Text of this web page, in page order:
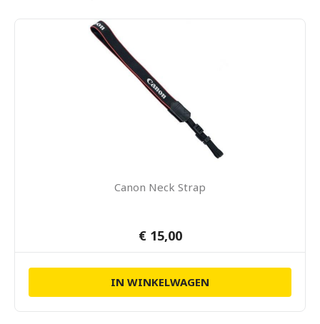
Canon Neck Strap
€ 15,00
IN WINKELWAGEN